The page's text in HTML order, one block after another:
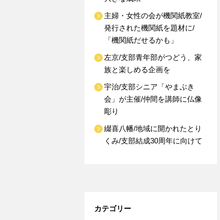
主婦・女性の会が機関紙教室/
発行された機関紙を題材に/
「機関紙だせるかも」
左京/支部青年部がつどう、家
族と楽しめる企画を
宇治/支部シニア「やまぶき
会」が主催/仲間を講師に仏像
彫り
綴喜八幡/地域に開かれたとり
くみ/支部結成30周年に向けて
カテゴリー